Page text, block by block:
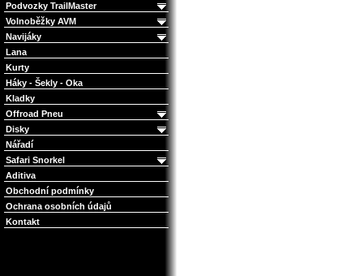
Podvozky TrailMaster
Volnoběžky AVM
Navijáky
Lana
Kurty
Háky - Šekly - Oka
Kladky
Offroad Pneu
Disky
Nářadí
Safari Snorkel
Aditiva
Obchodní podmínky
Ochrana osobních údajů
Kontakt